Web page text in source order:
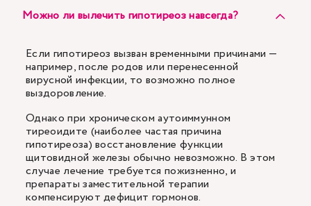
Можно ли вылечить гипотиреоз навсегда?
Если гипотиреоз вызван временными причинами —
например, после родов или перенесенной
вирусной инфекции, то возможно полное
выздоровление.
Однако при хроническом аутоиммунном
тиреоидите (наиболее частая причина
гипотиреоза) восстановление функции
щитовидной железы обычно невозможно. В этом
случае лечение требуется пожизненно, и
препараты заместительной терапии
компенсируют дефицит гормонов.